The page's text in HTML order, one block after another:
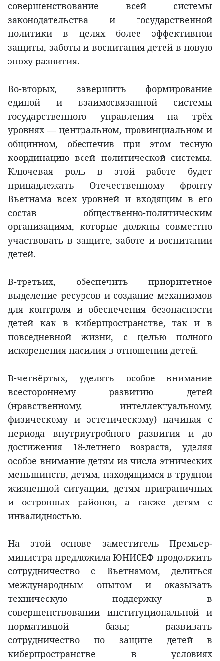
совершенствование всей системы
законодательства и государственной
политики в целях более эффективной
защиты, заботы и воспитания детей в новую
эпоху развития.
Во-вторых, завершить формирование
единой и взаимосвязанной системы
государственного управления на трёх
уровнях — центральном, провинциальном и
общинном, обеспечив при этом тесную
координацию всей политической системы.
Ключевая роль в этой работе будет
принадлежать Отечественному фронту
Вьетнама всех уровней и входящим в его
состав общественно-политическим
организациям, которые должны совместно
участвовать в защите, заботе и воспитании
детей.
В-третьих, обеспечить приоритетное
выделение ресурсов и создание механизмов
для контроля и обеспечения безопасности
детей как в киберпространстве, так и в
повседневной жизни, с целью полного
искоренения насилия в отношении детей.
В-четвёртых, уделять особое внимание
всестороннему развитию детей
(нравственному, интеллектуальному,
физическому и эстетическому) начиная с
периода внутриутробного развития и до
достижения 18-летнего возраста, уделяя
особое внимание детям из числа этнических
меньшинств, детям, находящимся в трудной
жизненной ситуации, детям приграничных
и островных районов, а также детям с
инвалидностью.
На этой основе заместитель Премьер-
министра предложила ЮНИСЕФ продолжить
сотрудничество с Вьетнамом, делиться
международным опытом и оказывать
техническую поддержку в
совершенствовании институциональной и
нормативной базы; развивать
сотрудничество по защите детей в
киберпространстве в условиях